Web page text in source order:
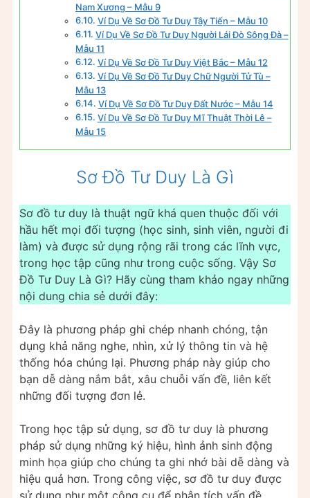
Nam Xương – Mẫu 9
Ví Dụ Về Sơ Đồ Tư Duy Tây Tiến – Mẫu 10
Ví Dụ Về Sơ Đồ Tư Duy Người Lái Đò Sông Đà –
Mẫu 11
Ví Dụ Về Sơ Đồ Tư Duy Việt Bắc – Mẫu 12
Ví Dụ Về Sơ Đồ Tư Duy Chữ Người Tử Tù –
Mẫu 13
Ví Dụ Về Sơ Đồ Tư Duy Đất Nước – Mẫu 14
Ví Dụ Về Sơ Đồ Tư Duy Mĩ Thuật Thời Lê –
Mẫu 15
Sơ Đồ Tư Duy Là Gì
Sơ đồ tư duy là thuật ngữ khá quen thuộc đối với
hầu hết mọi đối tượng (học sinh, sinh viên, người đi
làm) và được sử dụng rộng rãi trong các lĩnh vực,
trong học tập cũng như trong cuộc sống. Vậy Sơ
Đồ Tư Duy Là Gì? Hãy cùng tham khảo ngay những
nội dung chia sẻ dưới đây:
Đây là phương pháp ghi chép nhanh chóng, tận
dụng khả năng nghe, nhìn, xử lý thông tin và hệ
thống hóa chúng lại. Phương pháp này giúp cho
bạn dễ dàng nắm bắt, xâu chuỗi vấn đề, liên kết
những đối tượng đơn lẻ.
Trong học tập sử dụng, sơ đồ tư duy là phương
pháp sử dụng những ký hiệu, hình ảnh sinh động
minh họa giúp cho chúng ta ghi nhớ bài dễ dàng và
hiệu quả hơn. Trong công việc, sơ đồ tư duy được
sử dụng như một công cụ để phân tích vấn đề